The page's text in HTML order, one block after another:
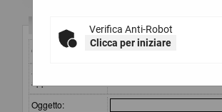
Verifica Anti-Robot
Clicca per iniziare
tabella estratta e quindi per scorrere la
orizzontale, si consiglia di utilizzare le
questa pagina è a disposizione una
orizzontale.
Criteri di ricerca
CIG:
Stazione
appaltante :
Oggetto: